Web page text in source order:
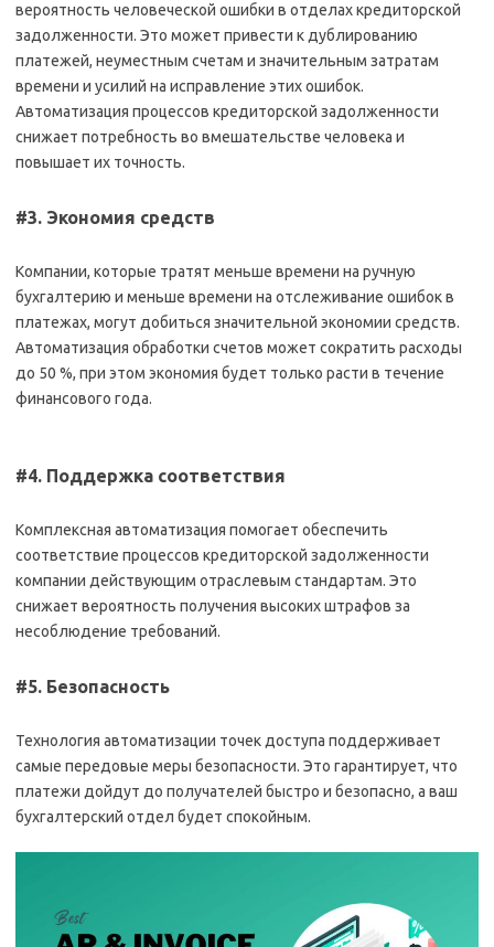
вероятность человеческой ошибки в отделах кредиторской
задолженности. Это может привести к дублированию
платежей, неуместным счетам и значительным затратам
времени и усилий на исправление этих ошибок.
Автоматизация процессов кредиторской задолженности
снижает потребность во вмешательстве человека и
повышает их точность.
#3. Экономия средств
Компании, которые тратят меньше времени на ручную
бухгалтерию и меньше времени на отслеживание ошибок в
платежах, могут добиться значительной экономии средств.
Автоматизация обработки счетов может сократить расходы
до 50 %, при этом экономия будет только расти в течение
финансового года.
#4. Поддержка соответствия
Комплексная автоматизация помогает обеспечить
соответствие процессов кредиторской задолженности
компании действующим отраслевым стандартам. Это
снижает вероятность получения высоких штрафов за
несоблюдение требований.
#5. Безопасность
Технология автоматизации точек доступа поддерживает
самые передовые меры безопасности. Это гарантирует, что
платежи дойдут до получателей быстро и безопасно, а ваш
бухгалтерский отдел будет спокойным.